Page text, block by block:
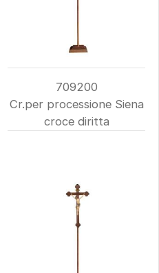
709200
Cr.per processione Siena
croce diritta